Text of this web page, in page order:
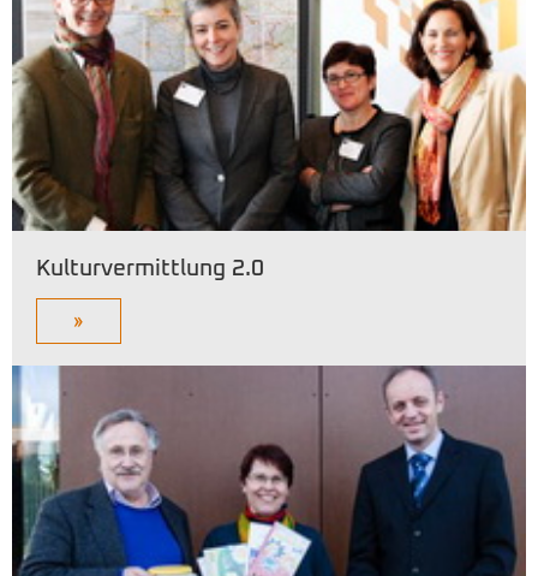
Kulturvermittlung 2.0
»